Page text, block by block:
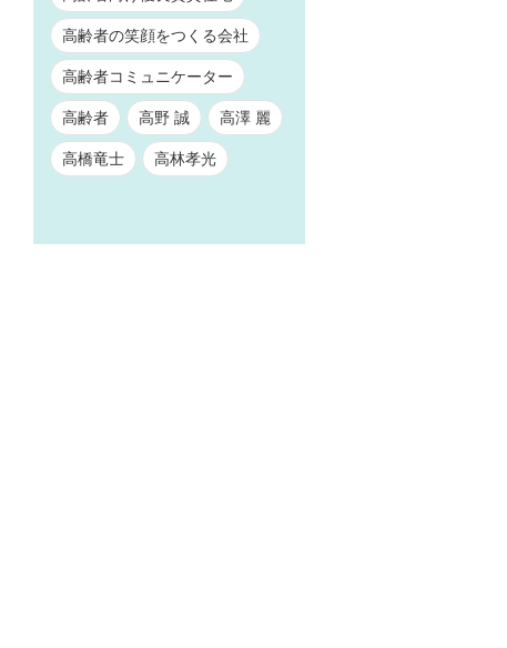
高齢者の笑顔をつくる会社
高齢者コミュニケーター
高齢者 高野 誠 高澤 麗
高橋竜士 高林孝光